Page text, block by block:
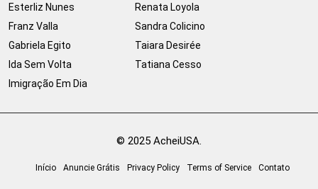
Esterliz Nunes
Franz Valla
Gabriela Egito
Ida Sem Volta
Imigração Em Dia
Renata Loyola
Sandra Colicino
Taiara Desirée
Tatiana Cesso
© 2025 AcheiUSA.
Início Anuncie Grátis Privacy Policy Terms of Service Contato